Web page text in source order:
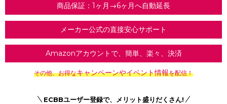
商品保証：1ヶ月→6ヶ月へ自動延長
メーカー公式の直接安心サポート
Amazonアカウントで、簡単、楽々、決済
その他、お得なキャンペーンやイベント情報を配信！
ECBBユーザー登録で、メリット盛りだくさん!